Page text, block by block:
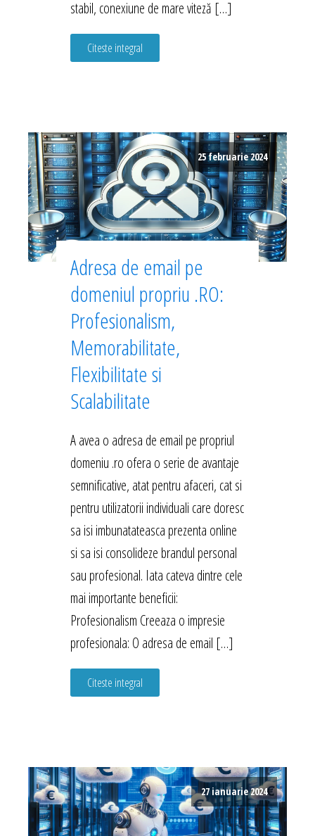
stabil, conexiune de mare viteză […]
Citeste integral
25 februarie 2024
Adresa de email pe
domeniul propriu .RO:
Profesionalism,
Memorabilitate,
Flexibilitate si
Scalabilitate
A avea o adresa de email pe propriul
domeniu .ro ofera o serie de avantaje
semnificative, atat pentru afaceri, cat si
pentru utilizatorii individuali care doresc
sa isi imbunatateasca prezenta online
si sa isi consolideze brandul personal
sau profesional. Iata cateva dintre cele
mai importante beneficii:
Profesionalism Creeaza o impresie
profesionala: O adresa de email […]
Citeste integral
27 ianuarie 2024